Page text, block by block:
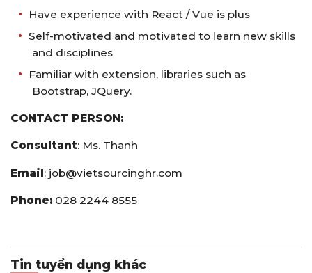
Have experience with React / Vue is plus
Self-motivated and motivated to learn new skills
and disciplines
Familiar with extension, libraries such as
Bootstrap, JQuery.
CONTACT PERSON:
Consultant: Ms. Thanh
Email: job@vietsourcinghr.com
Phone: 028 2244 8555
Tin tuyển dụng khác